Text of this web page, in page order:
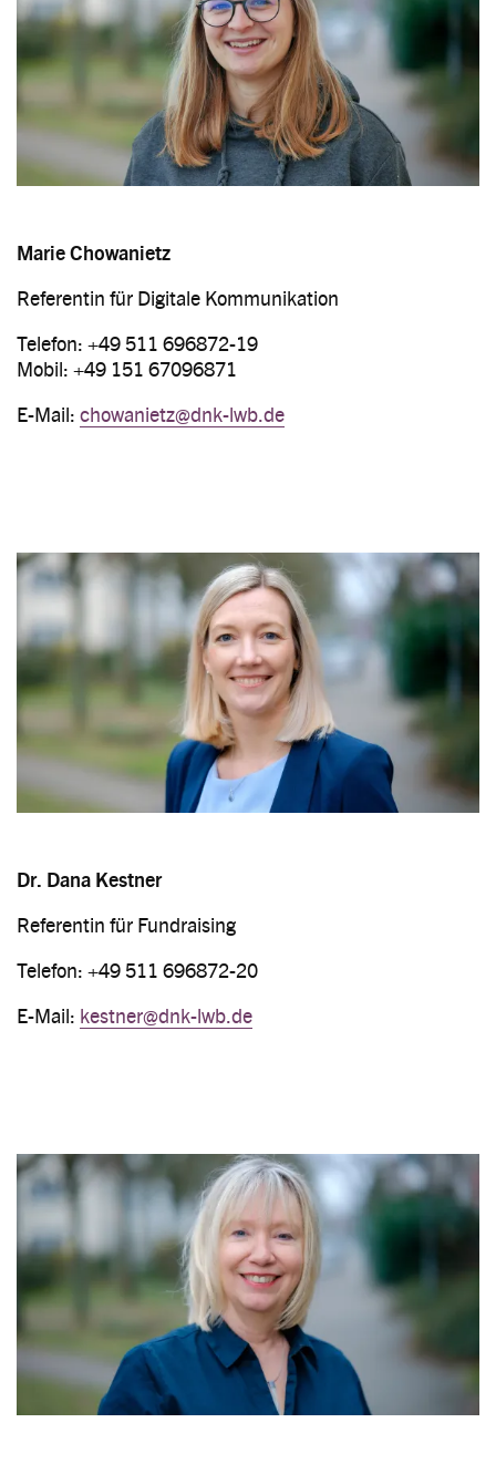
Marie Chowanietz
Referentin für Digitale Kommunikation
Telefon: +49 511 696872-19
Mobil: +49 151 67096871
E-Mail: chowanietz@dnk-lwb.de
Image
Dr. Dana Kestner
Referentin für Fundraising
Telefon: +49 511 696872-20
E-Mail: kestner@dnk-lwb.de
Image